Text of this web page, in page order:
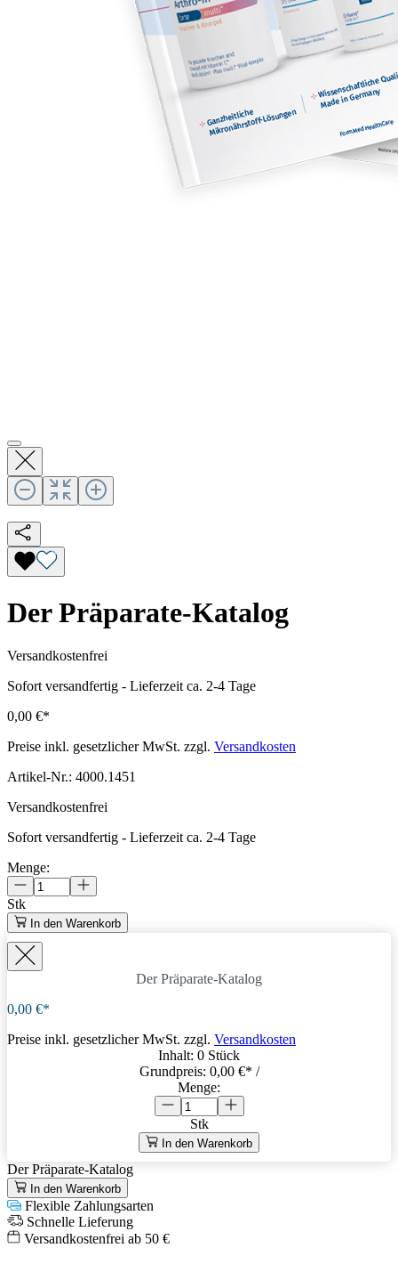
Der Präparate-Katalog
Versandkostenfrei
Sofort versandfertig - Lieferzeit ca. 2-4 Tage
0,00 €*
Preise inkl. gesetzlicher MwSt. zzgl. Versandkosten
Artikel-Nr.: 4000.1451
Versandkostenfrei
Sofort versandfertig - Lieferzeit ca. 2-4 Tage
Menge:
Stk
In den Warenkorb
Der Präparate-Katalog
0,00 €*
Preise inkl. gesetzlicher MwSt. zzgl. Versandkosten
Inhalt: 0 Stück
Grundpreis: 0,00 €* /
Menge:
Stk
In den Warenkorb
Der Präparate-Katalog
In den Warenkorb
Flexible Zahlungsarten
Schnelle Lieferung
Versandkostenfrei ab 50 €